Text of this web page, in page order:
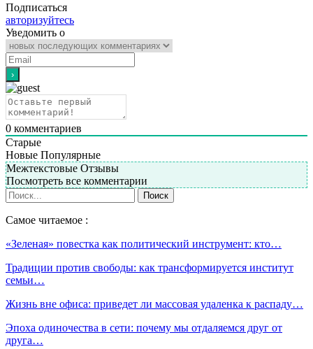
Подписаться
авторизуйтесь
Уведомить о
0 комментариев
Старые
Новые Популярные
Межтекстовые Отзывы
Посмотреть все комментарии
Самое читаемое :
«Зеленая» повестка как политический инструмент: кто…
Традиции против свободы: как трансформируется институт
семьи…
Жизнь вне офиса: приведет ли массовая удаленка к распаду…
Эпоха одиночества в сети: почему мы отдаляемся друг от
друга…